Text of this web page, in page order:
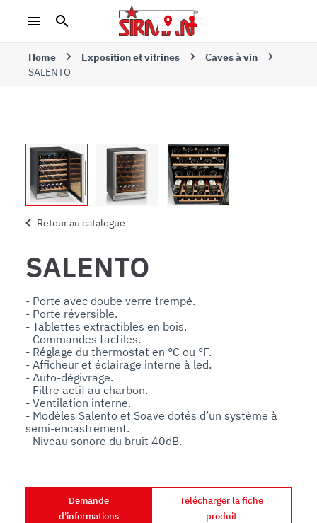
Home Exposition et vitrines
Caves à vin
SALENTO
Retour au catalogue
SALENTO
- Porte avec doube verre trempé.
- Porte réversible.
- Tablettes extractibles en bois.
- Commandes tactiles.
- Réglage du thermostat en °C ou °F.
- Afficheur et éclairage interne à led.
- Auto-dégivrage.
- Filtre actif au charbon.
- Ventilation interne.
- Modèles Salento et Soave dotés d’un système à
semi-encastrement.
Demande
d'informations
Télécharger la fiche
produit